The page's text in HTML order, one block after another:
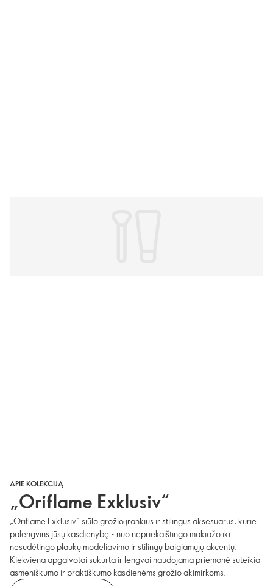
APIE KOLEKCIJĄ
„Oriflame Exklusiv“
„Oriflame Exklusiv“ siūlo grožio įrankius ir stilingus aksesuarus, kurie
palengvins jūsų kasdienybę - nuo nepriekaištingo makiažo iki
nesudėtingo plaukų modeliavimo ir stilingų baigiamųjų akcentų.
Kiekviena apgalvotai sukurta ir lengvai naudojama priemonė suteikia
asmeniškumo ir praktiškumo kasdienėms grožio akimirkoms.